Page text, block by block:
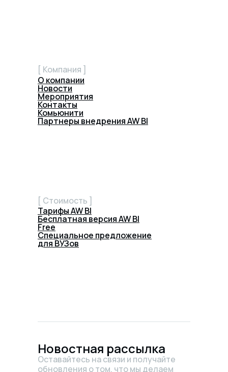
[ Стоимость ]
Тарифы AW BI
Бесплатная версия AW BI
Free
Специальное предложение
для ВУЗов
[ Компания ]
О компании
Новости
Мероприятия
Контакты
Комьюнити
Партнеры внедрения AW BI
Новостная рассылка
Оставайтесь на связи и получайте
обновления о том, что мы делаем